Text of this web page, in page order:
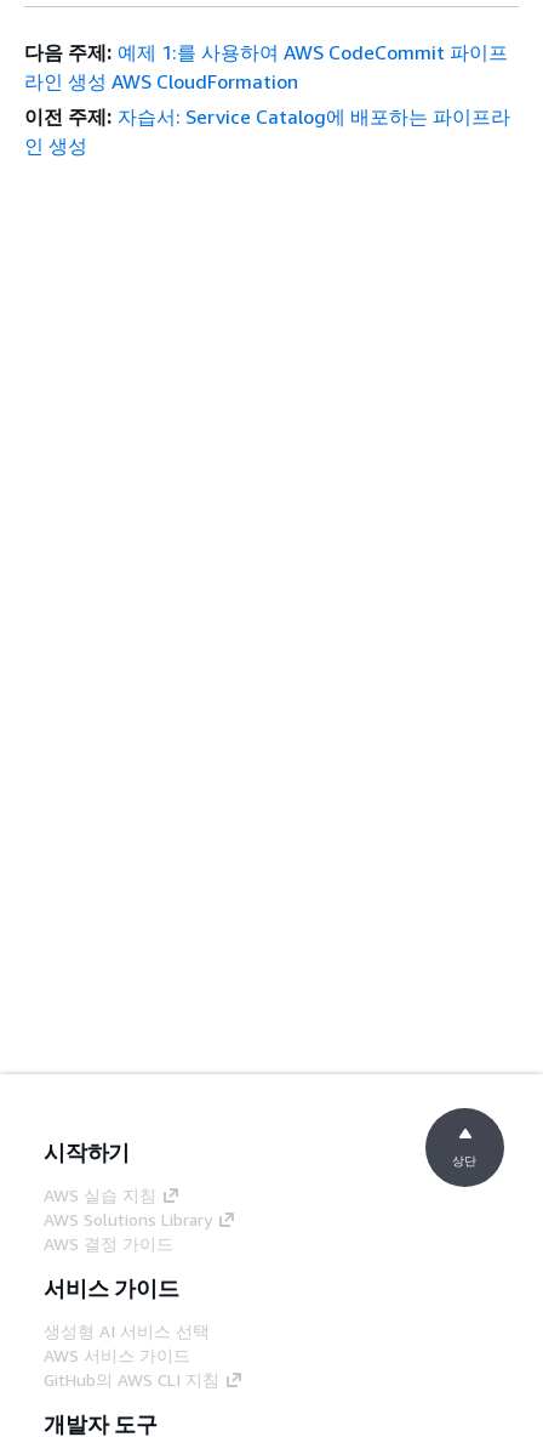
다음 주제: 예제 1:를 사용하여 AWS CodeCommit 파이프
라인 생성 AWS CloudFormation
이전 주제: 자습서: Service Catalog에 배포하는 파이프라
인 생성
시작하기
AWS 실습 지침
AWS Solutions Library
AWS 결정 가이드
서비스 가이드
생성형 AI 서비스 선택
AWS 서비스 가이드
GitHub의 AWS CLI 지침
개발자 도구
상단